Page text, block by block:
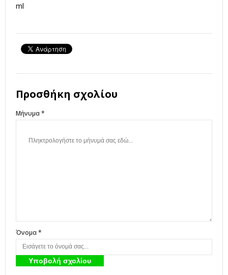
ml
Προσθήκη σχολίου
Μήνυμα *
Όνομα *